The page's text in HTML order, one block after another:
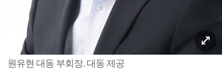
원유현 대동 부회장. 대동 제공